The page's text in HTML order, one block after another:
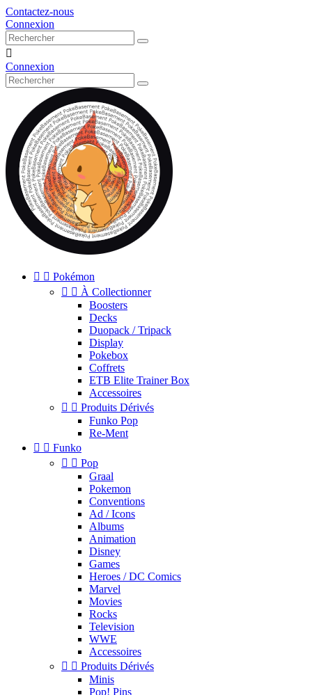
Contactez-nous
Connexion

Connexion
  Pokémon
  À Collectionner
Boosters
Decks
Duopack / Tripack
Display
Pokebox
Coffrets
ETB Elite Trainer Box
Accessoires
  Produits Dérivés
Funko Pop
Re-Ment
  Funko
  Pop
Graal
Pokemon
Conventions
Ad / Icons
Albums
Animation
Disney
Games
Heroes / DC Comics
Marvel
Movies
Rocks
Television
WWE
Accessoires
  Produits Dérivés
Minis
Pop! Pins